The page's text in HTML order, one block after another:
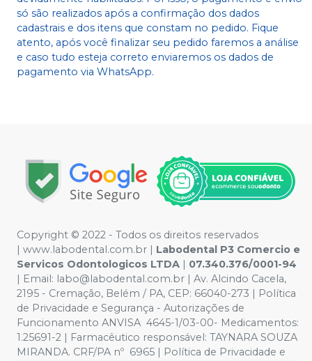
só são realizados após a confirmação dos dados
cadastrais e dos itens que constam no pedido. Fique
atento, após você finalizar seu pedido faremos a análise
e caso tudo esteja correto enviaremos os dados de
pagamento via WhatsApp.
Copyright © 2022 - Todos os direitos reservados
| www.labodental.com.br | Labodental P3 Comercio e
Servicos Odontologicos LTDA | 07.340.376/0001-94
| Email: labo@labodental.com.br | Av. Alcindo Cacela,
2195 - Cremação, Belém / PA, CEP: 66040-273 | Política
de Privacidade e Segurança - Autorizações de
Funcionamento ANVISA 4645-1/03-00- Medicamentos:
1.25691-2 | Farmacêutico responsável: TAYNARA SOUZA
MIRANDA. CRF/PA nº 6965 | Política de Privacidade e